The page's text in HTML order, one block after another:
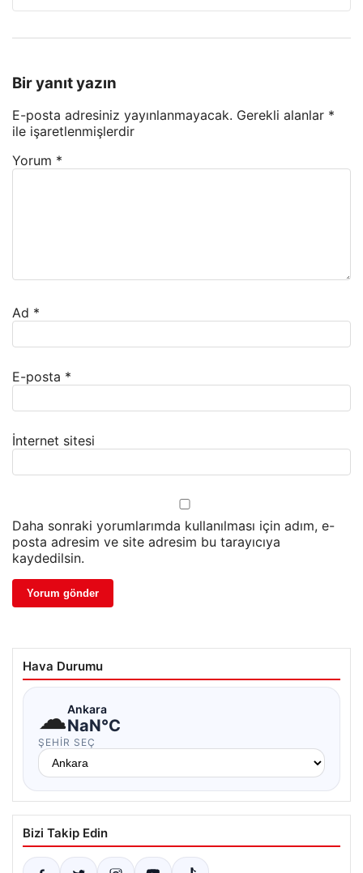
Bir yanıt yazın
E-posta adresiniz yayınlanmayacak. Gerekli alanlar *
ile işaretlenmişlerdir
Yorum *
Ad *
E-posta *
İnternet sitesi
Daha sonraki yorumlarımda kullanılması için adım, e-
posta adresim ve site adresim bu tarayıcıya
kaydedilsin.
Hava Durumu
☁Ankara
NaN°C
ŞEHIR SEÇ
Bizi Takip Edin